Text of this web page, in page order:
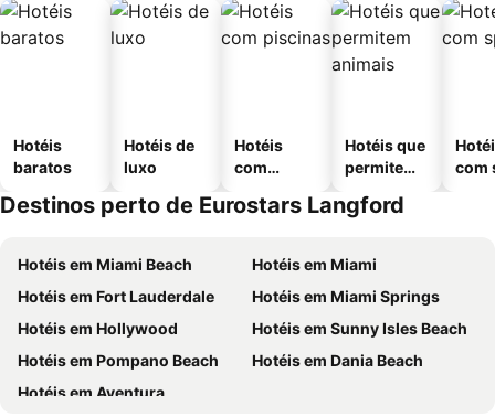
Hotéis
baratos
Hotéis de
luxo
Hotéis
com
Hotéis que
permitem
com
Destinos perto de Eurostars Langford
Hotéis em Miami Beach
Hotéis em Miami
Hotéis em Fort Lauderdale
Hotéis em Miami Springs
Hotéis em Hollywood
Hotéis em Sunny Isles Beach
Hotéis em Pompano Beach
Hotéis em Dania Beach
Hotéis em Aventura